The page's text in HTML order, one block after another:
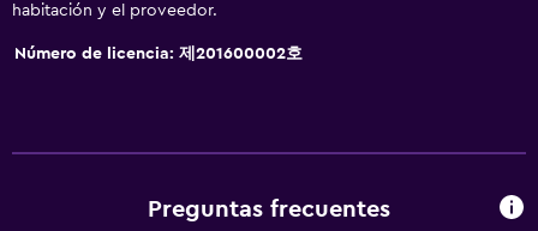
habitación y el proveedor.
Número de licencia: 제201600002호
Preguntas frecuentes